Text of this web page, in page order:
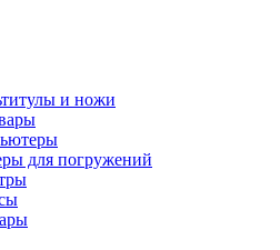
и ножи
для погружений